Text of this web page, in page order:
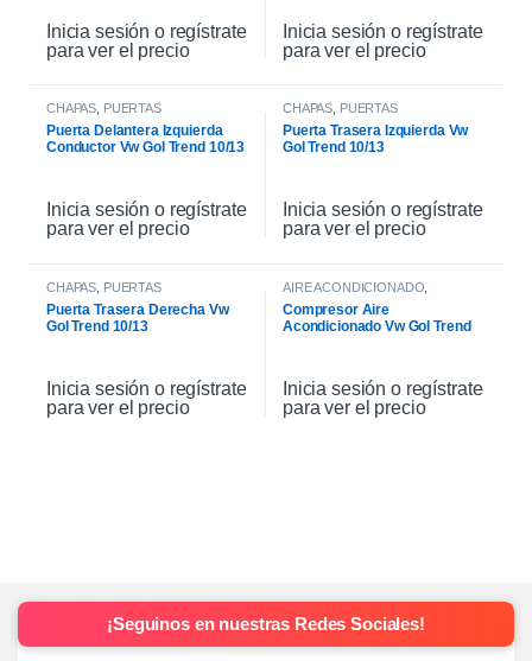
Inicia sesión o regístrate
para ver el precio
Inicia sesión o regístrate
para ver el precio
CHAPAS PUERTAS
Puerta Delantera Izquierda
Conductor Vw Gol Trend 10/13
Inicia sesión o regístrate
para ver el precio
CHAPAS PUERTAS
Puerta Trasera Izquierda Vw
Gol Trend 10/13
Inicia sesión o regístrate
para ver el precio
CHAPAS PUERTAS
Puerta Trasera Derecha Vw
Gol Trend 10/13
Inicia sesión o regístrate
para ver el precio
AIRE ACONDICIONADO
Compresor Aire
Acondicionado Vw Gol Trend
Inicia sesión o regístrate
para ver el precio
¡Seguinos en nuestras Redes Sociales!